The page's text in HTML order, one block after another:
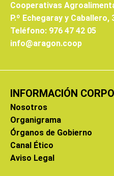
Cooperativas
P.º Echegaray y
Teléfono: 976 47 42 05
info@aragon.coop
INFORMACIÓN
Nosotros
Organigrama
Órganos de Gobierno
Canal Ético
Aviso Legal